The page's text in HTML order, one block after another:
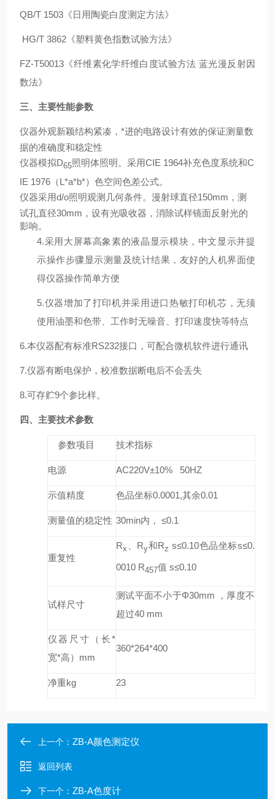
QB/T 1503《日用陶瓷白度测定方法》
HG/T 3862《塑料黄色指数试验方法》
FZ-T50013《纤维素化学纤维白度试验方法 蓝光漫反射因
数法》
三、 主要性能参数
仪器外观新颖结构紧凑，*进的电路设计有效的保证测量数
据的准确度和稳定性
仪器模拟D65照明体照明。采用CIE 1964补充色度系统和C
IE 1976（L*a*b*）色空间色差公式。
仪器采用d/o照明观测几何条件。漫射球直径150mm，测
试孔直径30mm，设有光吸收器，消除试样镜面反射光的
影响。
4.采用大屏幕高象素的液晶显示模块，中文显示并提
示操作步骤显示测量及统计结果，友好的人机界面使
得仪器操作简单方便
5.仪器增加了打印机并采用进口热敏打印机芯，无须
使用油墨和色带、工作时无噪音、打印速度快等特点
6.本仪器配有标准RS232接口，可配合微机软件进行通讯
7.仪器有断电保护，校准数据断电后不会丢失
8.可存贮9个参比样。
四、 主要技术参数
参数项目 技术指标
电源 AC220V±10% 50HZ
示值精度 色品坐标0.0001,其余0.01
测量值的稳定性 30min内， ≤0.1
重复性
Rx 、Ry和Rz s≤0.10色品坐标s≤0.
0010 R457值 s≤0.10
试样尺寸
测试平面不小于Φ30mm ，厚度不
超过40 mm
仪器尺寸（长*
宽*高）mm
360*264*400
净重kg 23
上一个： ZB-A颜色测定仪
返回列表
下一个： ZB-A色度计